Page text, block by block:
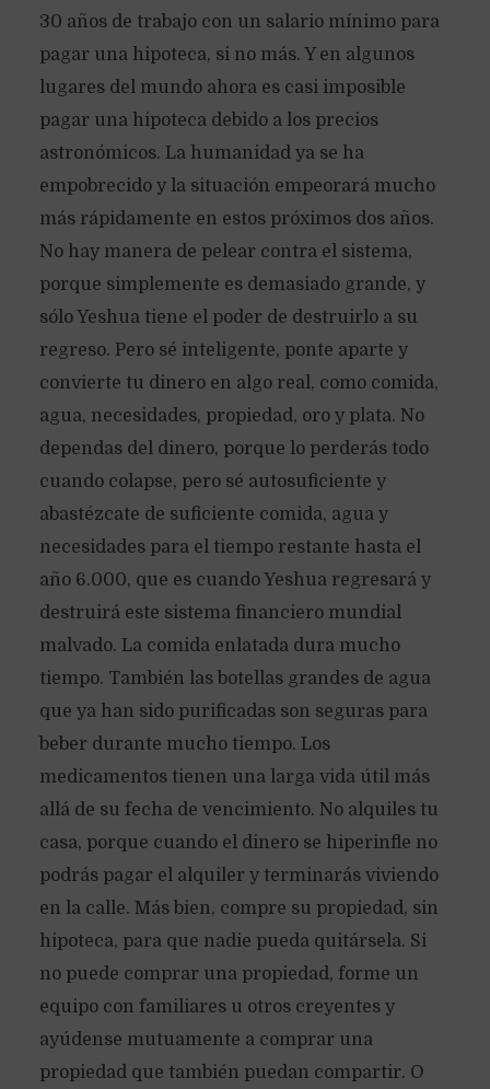
30 años de trabajo con un salario mínimo para
pagar una hipoteca, si no más. Y en algunos
lugares del mundo ahora es casi imposible
pagar una hipoteca debido a los precios
astronómicos. La humanidad ya se ha
empobrecido y la situación empeorará mucho
más rápidamente en estos próximos dos años.
No hay manera de pelear contra el sistema,
porque simplemente es demasiado grande, y
sólo Yeshua tiene el poder de destruirlo a su
regreso. Pero sé inteligente, ponte aparte y
convierte tu dinero en algo real, como comida,
agua, necesidades, propiedad, oro y plata. No
dependas del dinero, porque lo perderás todo
cuando colapse, pero sé autosuficiente y
abastézcate de suficiente comida, agua y
necesidades para el tiempo restante hasta el
año 6.000, que es cuando Yeshua regresará y
destruirá este sistema financiero mundial
malvado. La comida enlatada dura mucho
tiempo. También las botellas grandes de agua
que ya han sido purificadas son seguras para
beber durante mucho tiempo. Los
medicamentos tienen una larga vida útil más
allá de su fecha de vencimiento. No alquiles tu
casa, porque cuando el dinero se hiperinfle no
podrás pagar el alquiler y terminarás viviendo
en la calle. Más bien, compre su propiedad, sin
hipoteca, para que nadie pueda quitársela. Si
no puede comprar una propiedad, forme un
equipo con familiares u otros creyentes y
ayúdense mutuamente a comprar una
propiedad que también puedan compartir. O